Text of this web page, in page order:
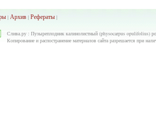
| Архив| Рефераты|
Слива.ру : Пузыреплодник калинолистный (physocarpus opulifolius)
Копирование и распостранение материалов сайта разрешается при